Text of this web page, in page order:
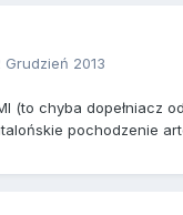
Grudzień 2013
(to chyba dopełniacz
pochodzenie